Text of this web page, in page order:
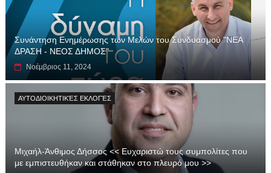
Συνάντηση Ενημέρωσης των Μελών του Συνδυασμού "ΝΕΑ
ΔΡΑΣΗ - ΝΕΟΣ ΔΗΜΟΣ"
Νοέμβριος 11, 2024
ΑΥΤΟΔΙΟΙΚΗΤΙΚΈΣ ΕΚΛΟΓΈΣ
Μιχαήλ-Άνθιμος Δήσσος << Ευχαριστώ τους συμπολίτες που
με εμπιστευθήκαν και στάθηκαν στο πλευρό μου >>